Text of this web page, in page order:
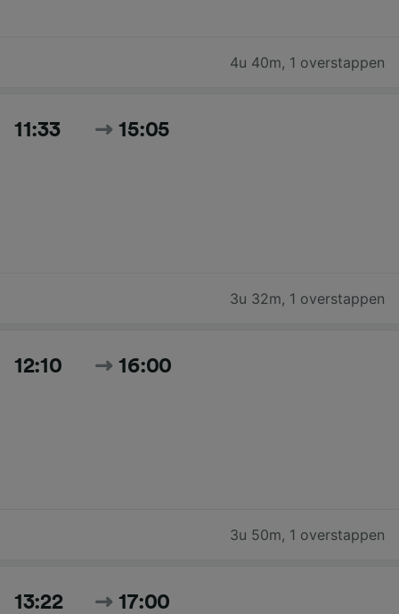
4u 40m, 1 overstappen
11:33 15:05
3u 32m, 1 overstappen
12:10 16:00
3u 50m, 1 overstappen
13:22 17:00